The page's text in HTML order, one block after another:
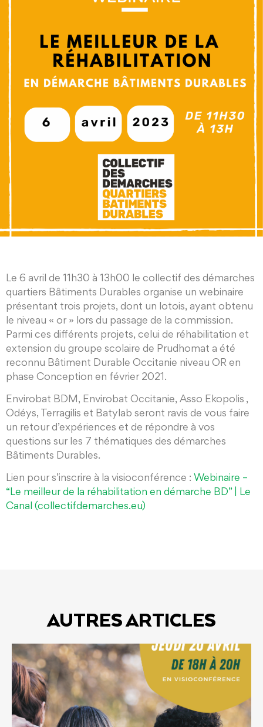
Le 6 avril de 11h30 à 13h00 le collectif des démarches
quartiers Bâtiments Durables organise un webinaire
présentant trois projets, dont un lotois, ayant obtenu
le niveau « or » lors du passage de la commission.
Parmi ces différents projets, celui de réhabilitation et
extension du groupe scolaire de Prudhomat a été
reconnu Bâtiment Durable Occitanie niveau OR en
phase Conception en février 2021.
Envirobat BDM, Envirobat Occitanie, Asso Ekopolis ,
Odéys, Terragilis et Batylab seront ravis de vous faire
un retour d’expériences et de répondre à vos
questions sur les 7 thématiques des démarches
Bâtiments Durables.
Lien pour s’inscrire à la visioconférence : Webinaire –
“Le meilleur de la réhabilitation en démarche BD” | Le
Canal (collectifdemarches.eu)
AUTRES ARTICLES